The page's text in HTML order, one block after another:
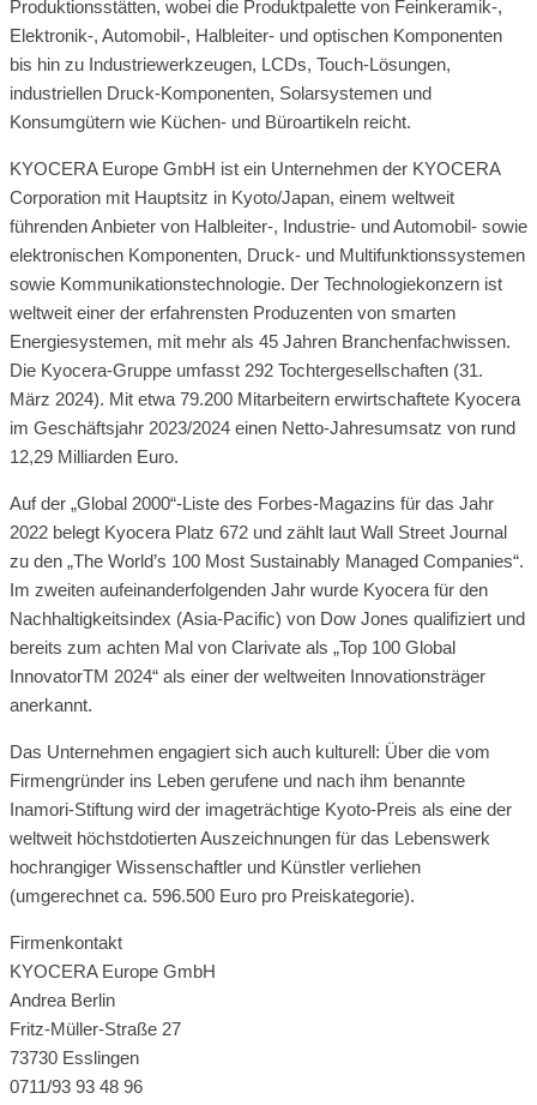
Produktionsstätten, wobei die Produktpalette von Feinkeramik-,
Elektronik-, Automobil-, Halbleiter- und optischen Komponenten
bis hin zu Industriewerkzeugen, LCDs, Touch-Lösungen,
industriellen Druck-Komponenten, Solarsystemen und
Konsumgütern wie Küchen- und Büroartikeln reicht.
KYOCERA Europe GmbH ist ein Unternehmen der KYOCERA
Corporation mit Hauptsitz in Kyoto/Japan, einem weltweit
führenden Anbieter von Halbleiter-, Industrie- und Automobil- sowie
elektronischen Komponenten, Druck- und Multifunktionssystemen
sowie Kommunikationstechnologie. Der Technologiekonzern ist
weltweit einer der erfahrensten Produzenten von smarten
Energiesystemen, mit mehr als 45 Jahren Branchenfachwissen.
Die Kyocera-Gruppe umfasst 292 Tochtergesellschaften (31.
März 2024). Mit etwa 79.200 Mitarbeitern erwirtschaftete Kyocera
im Geschäftsjahr 2023/2024 einen Netto-Jahresumsatz von rund
12,29 Milliarden Euro.
Auf der „Global 2000“-Liste des Forbes-Magazins für das Jahr
2022 belegt Kyocera Platz 672 und zählt laut Wall Street Journal
zu den „The World’s 100 Most Sustainably Managed Companies“.
Im zweiten aufeinanderfolgenden Jahr wurde Kyocera für den
Nachhaltigkeitsindex (Asia-Pacific) von Dow Jones qualifiziert und
bereits zum achten Mal von Clarivate als „Top 100 Global
InnovatorTM 2024“ als einer der weltweiten Innovationsträger
anerkannt.
Das Unternehmen engagiert sich auch kulturell: Über die vom
Firmengründer ins Leben gerufene und nach ihm benannte
Inamori-Stiftung wird der imageträchtige Kyoto-Preis als eine der
weltweit höchstdotierten Auszeichnungen für das Lebenswerk
hochrangiger Wissenschaftler und Künstler verliehen
(umgerechnet ca. 596.500 Euro pro Preiskategorie).
Firmenkontakt
KYOCERA Europe GmbH
Andrea Berlin
Fritz-Müller-Straße 27
73730 Esslingen
0711/93 93 48 96